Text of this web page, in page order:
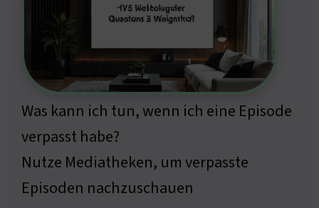
Was kann ich tun, wenn ich eine Episode
verpasst habe?
Nutze Mediatheken, um verpasste
Episoden nachzuschauen